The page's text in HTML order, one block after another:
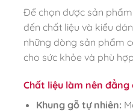
Để chọn được sản
đến chất liệu và kiểu
những dòng sản phẩm
cho sức khỏe và phù
Chất liệu làm nên đẳng
Khung gỗ tự nhiên: